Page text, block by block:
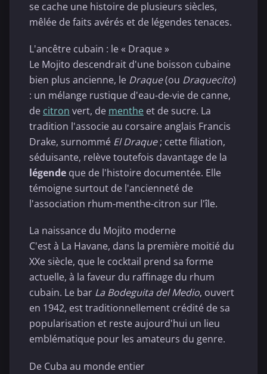
se cache une histoire de plusieurs siècles,
mêlée de faits avérés et de légendes tenaces.
L'ancêtre cubain : le « Draque »
Le Mojito descendrait d'une boisson cubaine
bien plus ancienne, le Draque(ou Draquecito)
: un mélange rustique d'eau-de-vie de canne,
de citron vert, de menthe et de sucre. La
tradition l'associe au corsaire anglais Francis
Drake, surnommé El Draque; cette filiation,
séduisante, relève toutefois davantage de la
légende que de l'histoire documentée. Elle
témoigne surtout de l'ancienneté de
l'association rhum-menthe-citron sur l'île.
La naissance du Mojito moderne
C'est à La Havane, dans la première moitié du
XXe siècle, que le cocktail prend sa forme
actuelle, à la faveur du raffinage du rhum
cubain. Le bar La Bodeguita del Medio, ouvert
en 1942, est traditionnellement crédité de sa
popularisation et reste aujourd'hui un lieu
emblématique pour les amateurs du genre.
De Cuba au monde entier